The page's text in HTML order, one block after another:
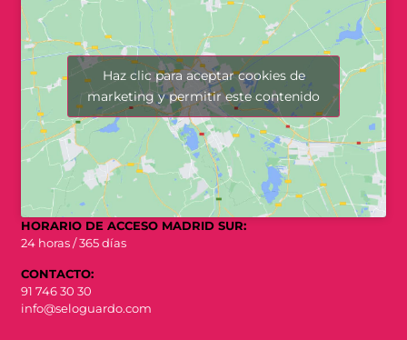
Haz clic para aceptar cookies de
marketing y permitir este contenido
HORARIO DE ACCESO MADRID SUR:
24 horas / 365 días
CONTACTO:
91 746 30 30
info@seloguardo.com